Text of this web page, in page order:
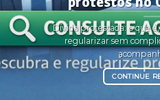
Dívida protestada: o que
regularizar sem
CONTINUE